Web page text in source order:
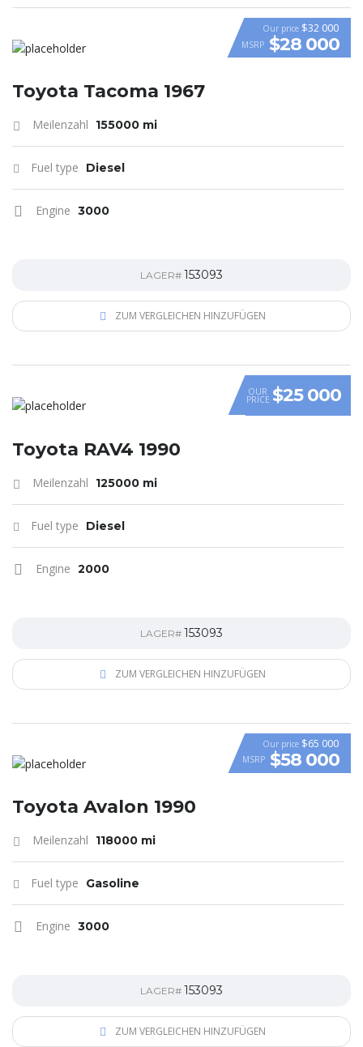
Our price $32 000
MSRP $28 000
Toyota Tacoma 1967
Meilenzahl 155000 mi
Fuel type Diesel
Engine 3000
LAGER# 153093
ZUM VERGLEICHEN HINZUFÜGEN
OUR
PRICE $25 000
Toyota RAV4 1990
Meilenzahl 125000 mi
Fuel type Diesel
Engine 2000
LAGER# 153093
ZUM VERGLEICHEN HINZUFÜGEN
VIDEO
Our price $65 000
MSRP $58 000
Toyota Avalon 1990
Meilenzahl 118000 mi
Fuel type Gasoline
Engine 3000
LAGER# 153093
ZUM VERGLEICHEN HINZUFÜGEN